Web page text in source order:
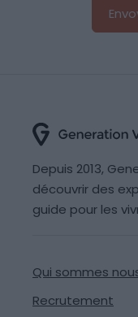
Depuis 2013,
découvrir des
guide pour les
Qui sommes
Recrutement